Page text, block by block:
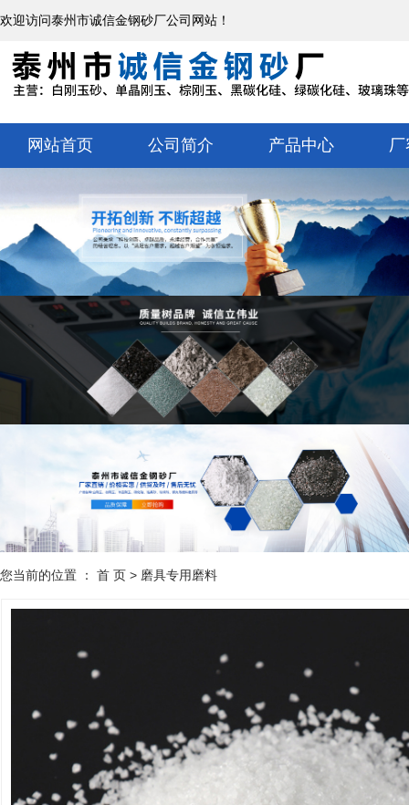
欢迎访问泰州市诚信金钢砂厂公司网站！
网站首页 公司简介 产品中心
您当前的位置 ： 首 页 > 磨具专用磨料